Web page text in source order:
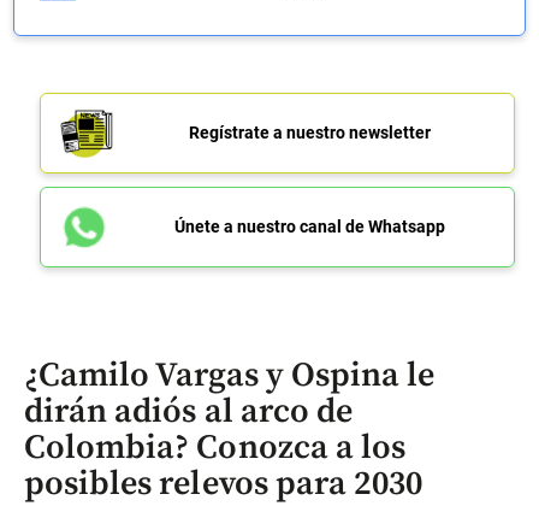
Regístrate a nuestro newsletter
Únete a nuestro canal de Whatsapp
¿Camilo Vargas y Ospina le
dirán adiós al arco de
Colombia? Conozca a los
posibles relevos para 2030